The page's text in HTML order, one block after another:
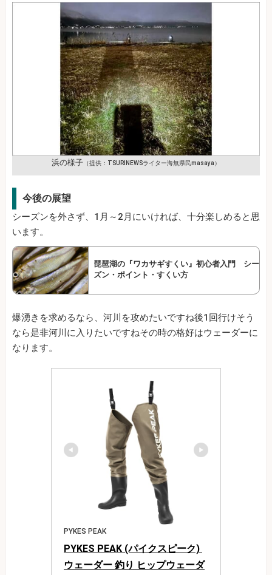
浜の様子 （提供：TSURINEWSライター海無県民masaya）
今後の展望
シーズンを外さず、1月～2月にいければ、十分楽しめると思
います。
琵琶湖の『ワカサギすくい』初心者入門 シー
ズン・ポイント・すくい方
爆湧きを求めるなら、河川を攻めたいですね後1回行けそう
なら是非河川に入りたいですねその時の格好はウェーダーに
なります。
PYKES PEAK
PYKES PEAK (パイクスピーク)
ウェーダー 釣り ヒップウェーダ